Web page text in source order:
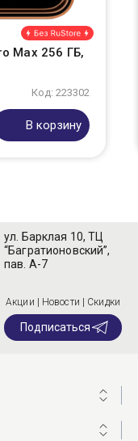
Max 256 ГБ,
Код: 223302
В корзину
ул. Барклая 10, ТЦ
“Багратионовский”,
пав. А-7
Акции | Новости | Скидки
Подписаться